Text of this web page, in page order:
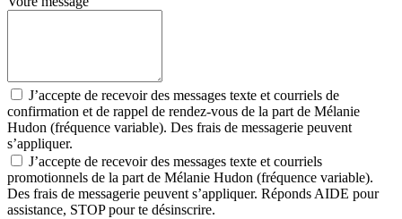
J’accepte de recevoir des messages texte et courriels de
confirmation et de rappel de rendez-vous de la part de Mélanie
Hudon (fréquence variable). Des frais de messagerie peuvent
s’appliquer.
J’accepte de recevoir des messages texte et courriels
promotionnels de la part de Mélanie Hudon (fréquence variable).
Des frais de messagerie peuvent s’appliquer. Réponds AIDE pour
assistance, STOP pour te désinscrire.